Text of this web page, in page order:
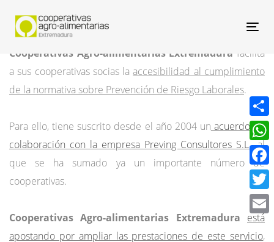
Cooperativas Agro-alimentarias Extremadura facilita
a sus cooperativas socias laaccesibilidad al cumplimiento
de la normativa sobre Prevención de Riesgo Laborales.
Para ello, tiene suscrito desde el año 2004 un acuerdo de
colaboración con la empresa Preving Consultores S.L., al
que se ha sumado ya un importante número de
cooperativas.
Cooperativas Agro-alimentarias Extremadura está
apostando por ampliar las prestaciones de este servicio,
Email